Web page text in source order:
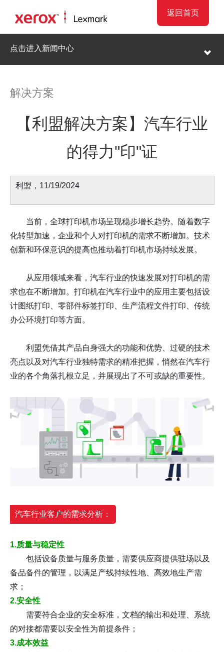
返回首页
点击进入新闻中心
解决方案
【利盟解决方案】汽车行业
的得力"印"证
利盟，11/19/2024
当前，全球打印机市场呈现稳步增长趋势。随着数字
化转型加速，企业和个人对打印机的需求不断增加。技术
创新和环保意识的提高也推动着打印机市场持续发展。
从应用领域来看，汽车行业的快速发展对打印机的需
求也在不断增加。打印机在汽车行业中的应用主要包括设
计图纸打印、零部件标签打印、生产流程文件打印、传统
办公环境打印等方面。
利盟凭借其产品自身强大的功能和优势、过硬的技术
亮点以及对汽车行业独特需求的精准把握，悄然在汽车行
业的各个角落扎根立足，并展现出了不可或缺的重要性。
汽车行业客户的需求分析：
1.质量与稳定性
包括设备质量与服务质量，需要供应商提供驻场以及
备品备件的管理，以满足产线持续性地、高效地生产需
求；
2.安全性
需要符合企业的安全标准，文档的输出和处理、系统
的对接都需要以安全性为前提条件；
3.成本效益